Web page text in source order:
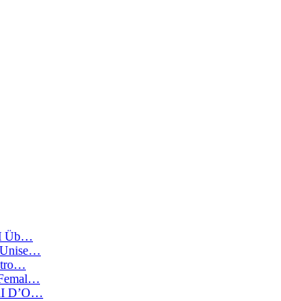
Üb…
Unise…
D’O…